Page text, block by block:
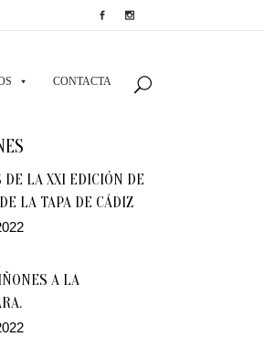
CONTACTA
DE LA XXI EDICIÓN DE
LA TAPA DE CÁDIZ
A LA